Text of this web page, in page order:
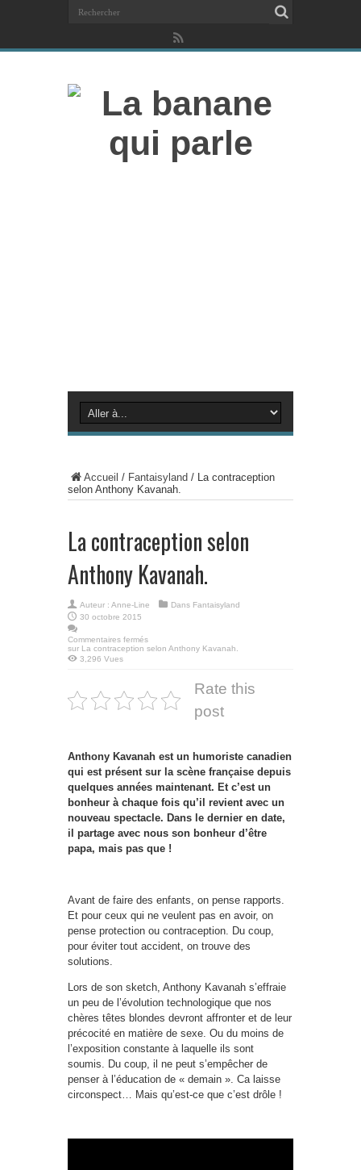
Accueil / Fantaisyland / La contraception
selon Anthony Kavanah.
La contraception selon
Anthony Kavanah.
Auteur : Anne-Line Dans Fantaisyland
30 octobre 2015
Commentaires fermés
sur La contraception selon Anthony Kavanah.
3,296 Vues
Rate this
post
Anthony Kavanah est un humoriste canadien
qui est présent sur la scène française depuis
quelques années maintenant. Et c’est un
bonheur à chaque fois qu’il revient avec un
nouveau spectacle. Dans le dernier en date,
il partage avec nous son bonheur d’être
papa, mais pas que !
Avant de faire des enfants, on pense rapports.
Et pour ceux qui ne veulent pas en avoir, on
pense protection ou contraception. Du coup,
pour éviter tout accident, on trouve des
solutions.
Lors de son sketch, Anthony Kavanah s’effraie
un peu de l’évolution technologique que nos
chères têtes blondes devront affronter et de leur
précocité en matière de sexe. Ou du moins de
l’exposition constante à laquelle ils sont
soumis. Du coup, il ne peut s’empêcher de
penser à l’éducation de « demain ». Ca laisse
circonspect… Mais qu’est-ce que c’est drôle !